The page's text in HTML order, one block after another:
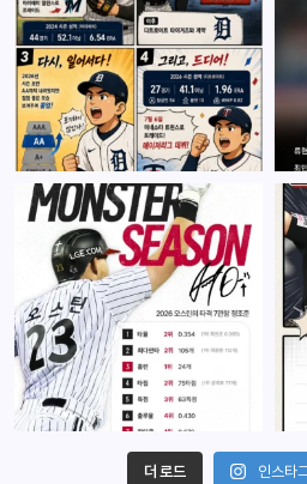
더 로드 인스타